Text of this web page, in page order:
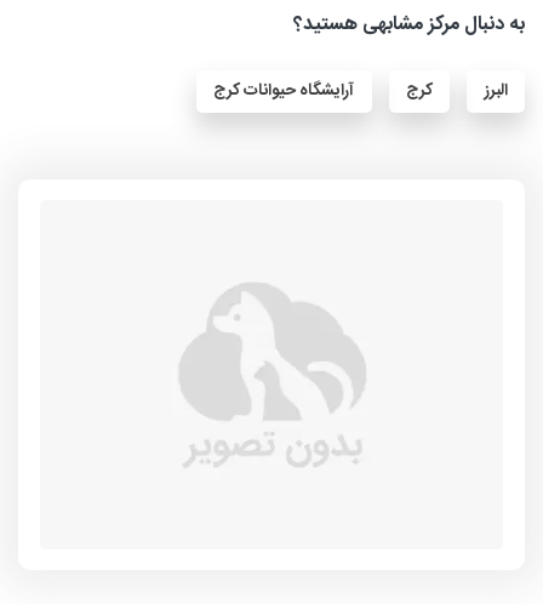
به دنبال مرکز مشابهی هستید؟
البرز کرج آرایشگاه حیوانات کرج